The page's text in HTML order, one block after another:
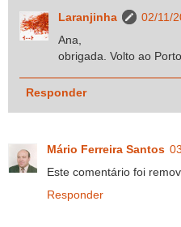
Laranjinha
02/11/
Ana,
obrigada. Volto ao
Responder
Mário Ferreira Santos
Este comentário foi
Responder